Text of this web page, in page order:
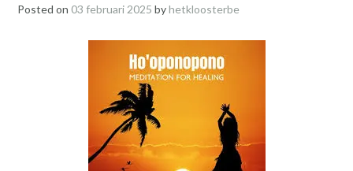
Posted on 03 februari 2025 byhetkloosterbe